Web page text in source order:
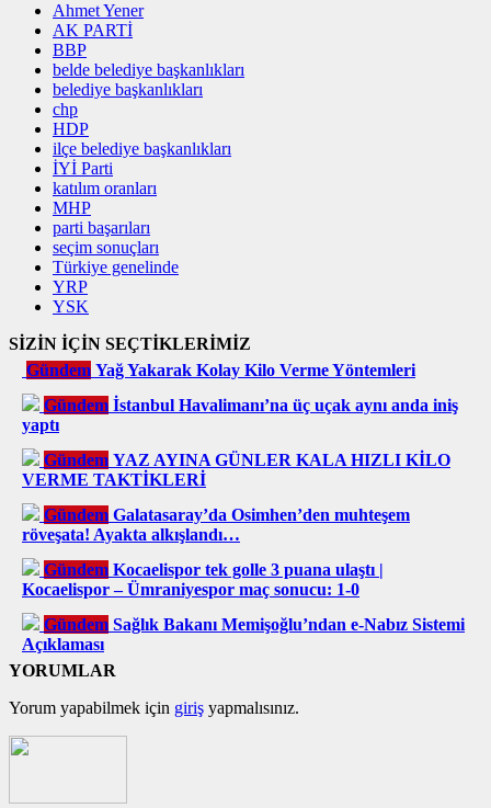
Ahmet Yener
AK PARTİ
BBP
belde belediye başkanlıkları
belediye başkanlıkları
chp
HDP
ilçe belediye başkanlıkları
İYİ Parti
katılım oranları
MHP
parti başarıları
seçim sonuçları
Türkiye genelinde
YRP
YSK
SİZİN İÇİN SEÇTİKLERİMİZ
Gündem Yağ Yakarak Kolay Kilo Verme Yöntemleri
Gündem İstanbul Havalimanı’na üç uçak aynı anda iniş
yaptı
Gündem YAZ AYINA GÜNLER KALA HIZLI KİLO
VERME TAKTİKLERİ
Gündem Galatasaray’da Osimhen’den muhteşem
röveşata! Ayakta alkışlandı…
Gündem Kocaelispor tek golle 3 puana ulaştı |
Kocaelispor – Ümraniyespor maç sonucu: 1-0
Gündem Sağlık Bakanı Memişoğlu’ndan e-Nabız Sistemi
Açıklaması
YORUMLAR
Yorum yapabilmek için giriş yapmalısınız.